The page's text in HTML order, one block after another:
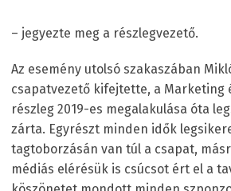
– jegyezte meg a részlegvezető.
Az esemény utolsó szakaszában
csapatvezető kifejtette, a Marketing
részleg 2019-es megalakulása óta
zárta. Egyrészt minden idők
tagtoborzásán van túl a csapat,
médiás elérésük is csúcsot ért el a